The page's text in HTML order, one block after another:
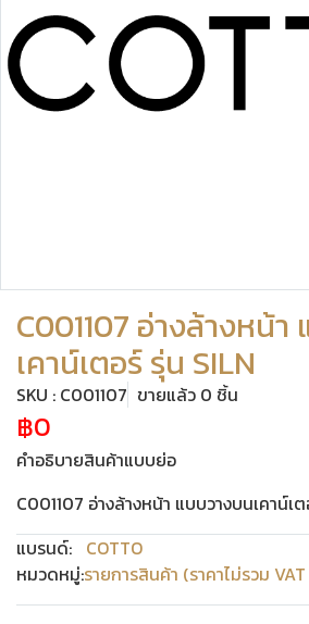
C001107 อ่างล้างหน้า
เคาน์เตอร์ รุ่น SILN
SKU : C001107 ขายแล้ว 0 ชิ้น
฿0
คำอธิบายสินค้าแบบย่อ
C001107 อ่างล้างหน้า แบบวางบนเคาน์เ
แบรนด์: COTTO
หมวดหมู่:รายการสินค้า (ราคาไม่รวม